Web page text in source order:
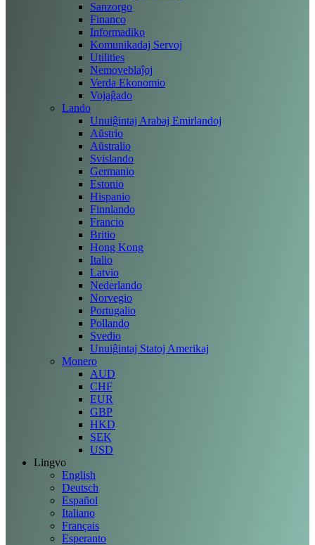
Sanzorgo
Financo
Informadiko
Komunikadaj Servoj
Utilities
Nemoveblaĵoj
Verda Ekonomio
Vojaĝado
Lando
Unuiĝintaj Arabaj Emirlandoj
Aŭstrio
Aŭstralio
Svislando
Germanio
Estonio
Hispanio
Finnlando
Francio
Britio
Hong Kong
Italio
Latvio
Nederlando
Norvegio
Portugalio
Pollando
Svedio
Unuiĝintaj Statoj Amerikaj
Monero
AUD
CHF
EUR
GBP
HKD
SEK
USD
Lingvo
English
Deutsch
Español
Italiano
Français
Esperanto